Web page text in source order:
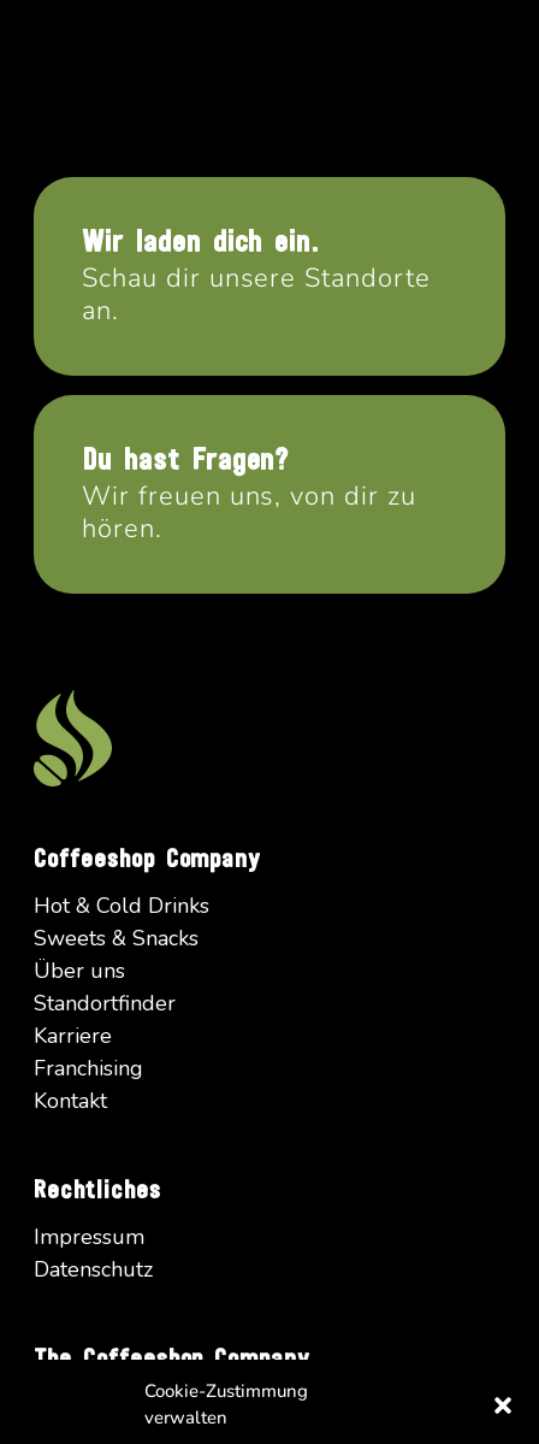
Cookie-Zustimmung
verwalten
Wir laden dich ein.
Schau dir unsere Standorte
an.
Du hast Fragen?
Wir freuen uns, von dir zu
hören.
Coffeeshop Company
Hot & Cold Drinks
Sweets & Snacks
Über uns
Standortfinder
Karriere
Franchising
Kontakt
Rechtliches
Impressum
Datenschutz
The Coffeeshop Company
Vienna Business Park - Turm A/34